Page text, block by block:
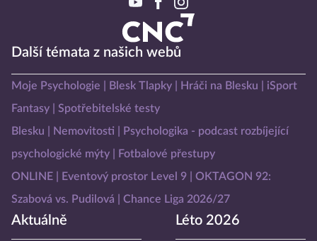
Další témata z našich webů
Moje Psychologie Blesk Tlapky Hráči na Blesku
iSport
Fantasy
Spotřebitelské testy
Blesku
Nemovitosti
Psychologika - podcast rozbíjející
psychologické mýty
Fotbalové přestupy
ONLINE
Eventový prostor Level 9
OKTAGON 92:
Szabová vs. Pudilová
Chance Liga 2026/27
Aktuálně Léto 2026